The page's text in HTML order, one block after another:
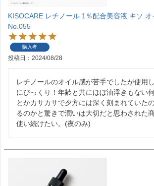
KISOCARE レチノール 1％配合美容液 キソ
No.055
購入者
投稿日 2024/08/28
レチノールのオイル感が苦手でしたが使用
にびっくり！年齢と共にほぼ油浮きもない
とかカサカサで夕方には深く刻まれていた
るのかと驚きで潤いは大切だと思わされた
使い続けたい。(夜のみ)